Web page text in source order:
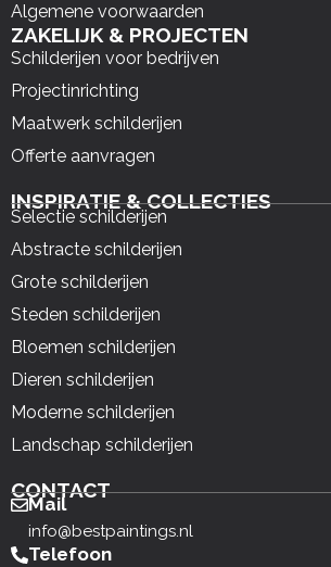
Algemene voorwaarden
ZAKELIJK & PROJECTEN
Schilderijen voor bedrijven
Projectinrichting
Maatwerk schilderijen
Offerte aanvragen
INSPIRATIE & COLLECTIES
Selectie schilderijen
Abstracte schilderijen
Grote schilderijen
Steden schilderijen
Bloemen schilderijen
Dieren schilderijen
Moderne schilderijen
Landschap schilderijen
CONTACT
Mail
info@bestpaintings.nl
Telefoon